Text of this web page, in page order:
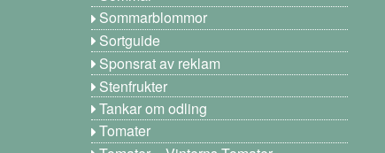
Sommarblommor
Sortguide
Sponsrat av reklam
Stenfrukter
Tankar om odling
Tomater